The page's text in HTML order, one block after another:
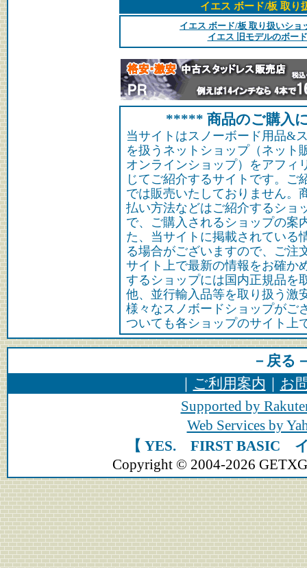
イエス ボード/板 取り
イエス ボード/板 取り扱いショ
イエス 旧モデルのボー
***** 商品のご購入
当サイトはスノーボード用品&
を扱うネットショップ（ネット
オンラインショップ）をアフィ
じてご紹介するサイトです。ご
では販売いたしておりません。
払い方法などはご紹介するショ
で、ご購入されるショップの案
た、当サイトに掲載されている
る場合がございますので、ご注
サイト上で最新の情報をお確か
するショップには国内正規品を
他、並行輸入品等を取り扱う激
様々なスノボードショップがご
ついても各ショップのサイト上
－戻る
｜ ご利用案内 ｜ お
Supported by
Web Services by
【 YES. FIRST BASIC
Copyright © 2004-2026